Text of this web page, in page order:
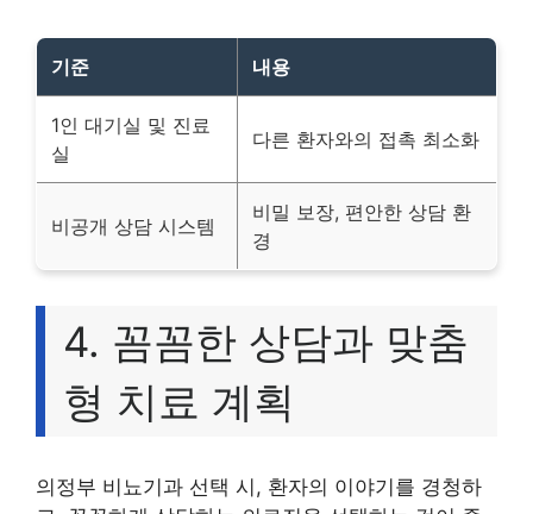
기준 내용
1인 대기실 및 진료
실
다른 환자와의 접촉 최소화
비공개 상담 시스템
비밀 보장, 편안한 상담 환
경
4. 꼼꼼한 상담과 맞춤
형 치료 계획
의정부 비뇨기과 선택 시, 환자의 이야기를 경청하